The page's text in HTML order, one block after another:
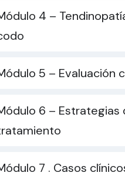
4 –
5 – Evaluación
6 – Estrategias
7 . Casos